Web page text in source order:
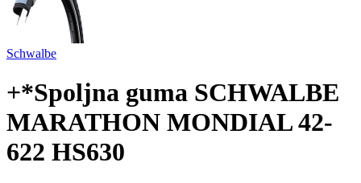
Schwalbe
+*Spoljna guma SCHWALBE
MARATHON MONDIAL 42-
622 HS630